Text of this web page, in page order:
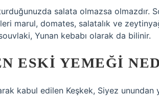
salata olmazsa olmazdır.
marul, domates, salatalık ve
Yunan kebabı olarak da bilinir.
ESKI YEMEĞI
kabul edilen Keşkek, Siyez unundan